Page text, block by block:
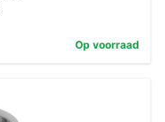
Op voorraad